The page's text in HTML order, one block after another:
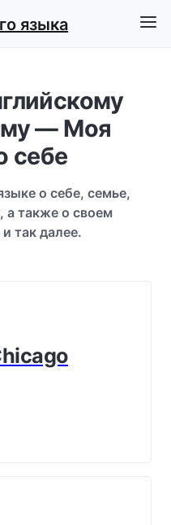
— Моя
себе
о себе, семье,
а также о своем
так далее.